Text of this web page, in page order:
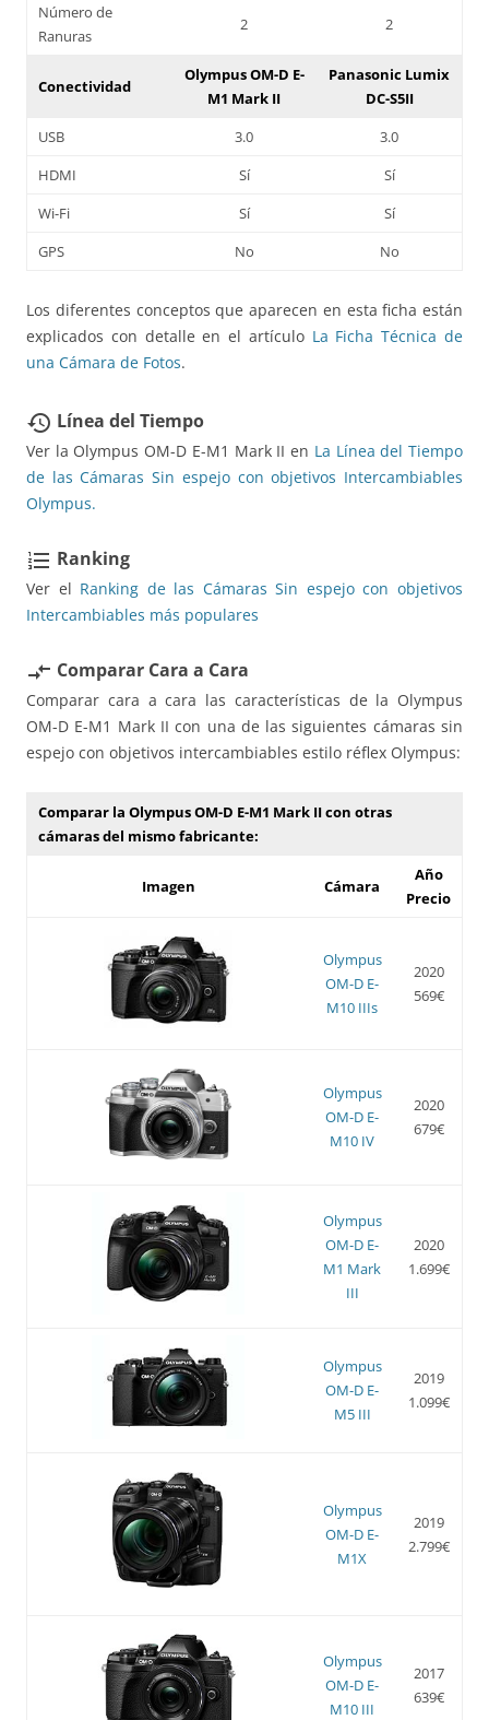
Número de
Ranuras
2 2
Conectividad
Olympus OM-D E-
M1 Mark II
Panasonic Lumix
DC-S5II
USB
3.0
3.0
HDMI
Sí
Sí
Wi-Fi
Sí
Sí
GPS
No No
Los diferentes conceptos que aparecen en esta ficha están
explicados con detalle en el artículo La Ficha Técnica de
una Cámara de Fotos.
restore Línea del Tiempo
Ver la Olympus OM-D E-M1 Mark II en La Línea del Tiempo
de las Cámaras Sin espejo con objetivos Intercambiables
Olympus.
format_list_numbered Ranking
Ver el Ranking de las Cámaras Sin espejo con objetivos
Intercambiables más populares
compare_arrows Comparar Cara a Cara
Comparar cara a cara las características de la Olympus
OM-D E-M1 Mark II con una de las siguientes cámaras sin
espejo con objetivos intercambiables estilo réflex Olympus:
Comparar la Olympus OM-D E-M1 Mark II con otras
cámaras del mismo fabricante:
Imagen Cámara
Año
Precio
Olympus
OM-D E-
M10 IIIs
2020
569€
Olympus
OM-D E-
M10 IV
2020
679€
Olympus
OM-D E-
M1 Mark
III
2020
1.699€
Olympus
OM-D E-
M5 III
2019
1.099€
Olympus
OM-D E-
M1X
2019
2.799€
Olympus
OM-D E-
M10 III
2017
639€